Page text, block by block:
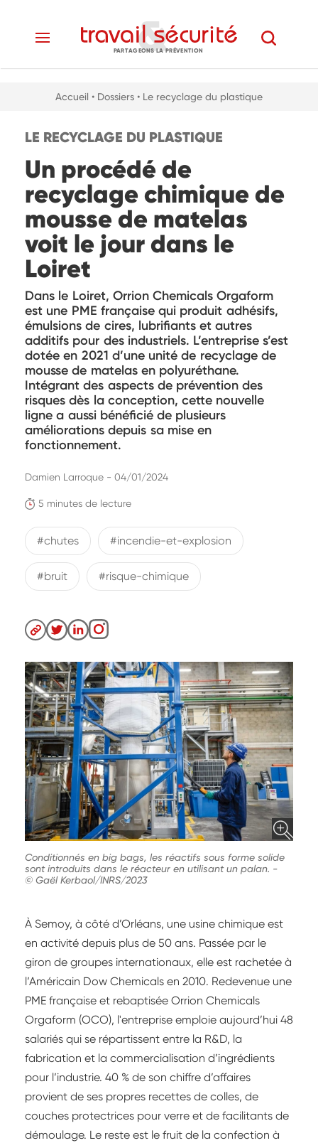
PARTAGEONS LA PRÉVENTION
Accueil • Dossiers • Le recyclage du plastique
LE RECYCLAGE DU PLASTIQUE
Un procédé de
recyclage chimique de
mousse de matelas
voit le jour dans le
Loiret
Dans le Loiret, Orrion Chemicals Orgaform
est une PME française qui produit adhésifs,
émulsions de cires, lubrifiants et autres
additifs pour des industriels. L’entreprise s’est
dotée en 2021 d’une unité de recyclage de
mousse de matelas en polyuréthane.
Intégrant des aspects de prévention des
risques dès la conception, cette nouvelle
ligne a aussi bénéficié de plusieurs
améliorations depuis sa mise en
fonctionnement.
5 minutes de lecture
Damien Larroque - 04/01/2024
#chutes #incendie-et-explosion
#bruit #risque-chimique
Conditionnés en big bags, les réactifs sous forme solide
sont introduits dans le réacteur en utilisant un palan. -
© Gaël Kerbaol/INRS/2023
À Semoy, à côté d’Orléans, une usine chimique est
en activité depuis plus de 50 ans. Passée par le
giron de groupes internationaux, elle est rachetée à
l’Américain Dow Chemicals en 2010. Redevenue une
PME française et rebaptisée Orrion Chemicals
Orgaform (OCO), l'entreprise emploie aujourd’hui 48
salariés qui se répartissent entre la R&D, la
fabrication et la commercialisation d’ingrédients
pour l’industrie. 40 % de son chiffre d’affaires
provient de ses propres recettes de colles, de
couches protectrices pour verre et de facilitants de
démoulage. Le reste est le fruit de la confection à